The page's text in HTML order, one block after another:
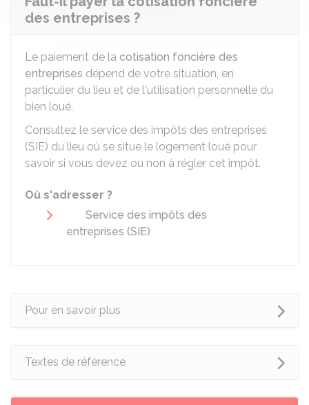
des entreprises ?
Le paiement de la cotisation foncière des
entreprises dépend de votre situation, en
particulier du lieu et de l'utilisation personnelle du
bien loué.
Consultez le service des impôts des entreprises
(SIE) du lieu où se situe le logement loué pour
savoir si vous devez ou non à régler cet impôt.
Où s'adresser ?
Service des impôts des
entreprises (SIE)
Pour en savoir plus
Textes de référence